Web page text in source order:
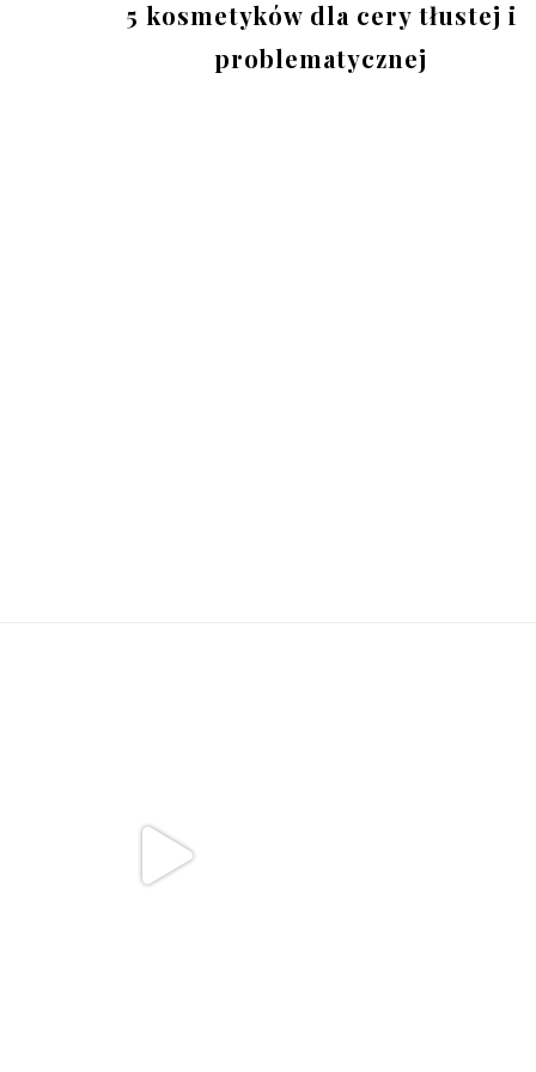
5 kosmetyków dla cery tłustej i
problematycznej